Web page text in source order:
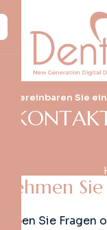
content
Vereinbaren Sie
KONTAK
ehmen Sie
Haben Sie